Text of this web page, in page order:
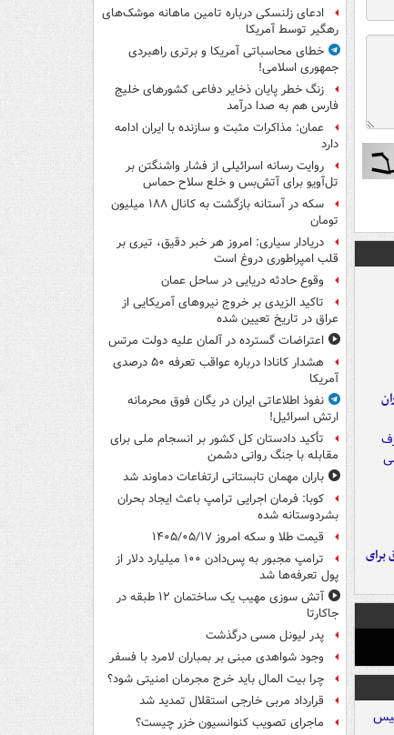
برای
ادعای زلنسکی درباره تامین ماهانه موشک‌های
رهگیر توسط آمریکا
خطای محاسباتی آمریکا و برتری راهبردی
جمهوری اسلامی!
زنگ خطر پایان ذخایر دفاعی کشورهای خلیج
فارس هم به صدا درآمد
عمان: مذاکرات مثبت و سازنده با ایران ادامه
دارد
روایت رسانه اسرائیلی از فشار واشنگتن بر
تل‌آویو برای آتش‌بس و خلع سلاح حماس
سکه در آستانه بازگشت به کانال ۱۸۸ میلیون
تومان
دریادار سیاری: امروز هر خبر دقیق، تیری بر
قلب امپراطوری دروغ است
وقوع حادثه دریایی در ساحل عمان
تاکید الزیدی بر خروج نیروهای آمریکایی از
عراق در تاریخ تعیین شده
اعتراضات گسترده در آلمان علیه دولت مرتس
هشدار کانادا درباره عواقب تعرفه ۵۰ درصدی
آمریکا
نفوذ اطلاعاتی ایران در یگان فوق محرمانه
ارتش اسرائیل!
تأکید دادستان کل کشور بر انسجام ملی برای
مقابله با جنگ روانی دشمن
باران مهمان تابستانی ارتفاعات دماوند شد
کوبا: فرمان اجرایی ترامپ باعث ایجاد بحران
بشردوستانه شده
قیمت طلا و سکه امروز ۱۴۰۵/۰۵/۱۷
ترامپ مجبور به پس‌دادن ۱۰۰ میلیارد دلار از
پول تعرفه‌ها شد
آتش سوزی مهیب یک ساختمان ۱۲ طبقه در
جاکارتا
پدر لیونل مسی درگذشت
وجود شواهدی مبنی بر بمباران لامرد با فسفر
چرا بیت المال باید خرج مجرمان امنیتی شود؟
قرارداد مربی خارجی استقلال تمدید شد
ماجرای تصویب کنوانسیون خزر چیست؟